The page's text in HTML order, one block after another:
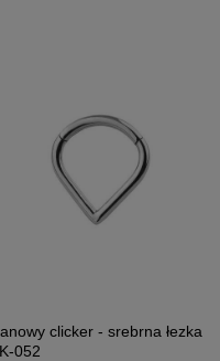
clicker - srebrna łezka
052